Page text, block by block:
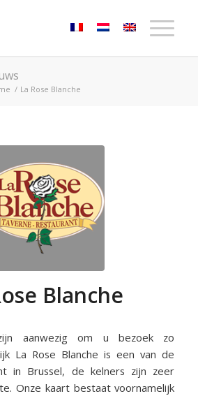
/ La Rose Blanche
Blanche
aanwezig om u bezoek zo
La Rose Blanche is een van de
in Brussel, de kelners zijn zeer
Onze kaart bestaat voornamelijk